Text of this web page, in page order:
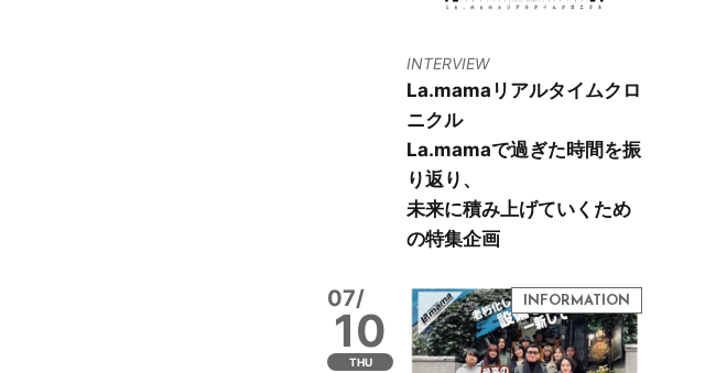
INTERVIEW
La.mamaリアルタイムクロ
ニクル
La.mamaで過ぎた時間を振
り返り、
未来に積み上げていくため
の特集企画
07/
10
THU